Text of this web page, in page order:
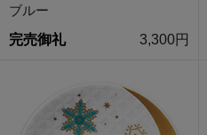
ブルー
完売御礼
3,300円